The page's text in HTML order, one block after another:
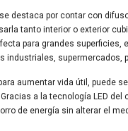
se destaca por contar con
tanto interior o exterior
para grandes superficies,
industriales, supermercados,
aumentar vida útil, puede
a la tecnología LED del
de energía sin alterar el